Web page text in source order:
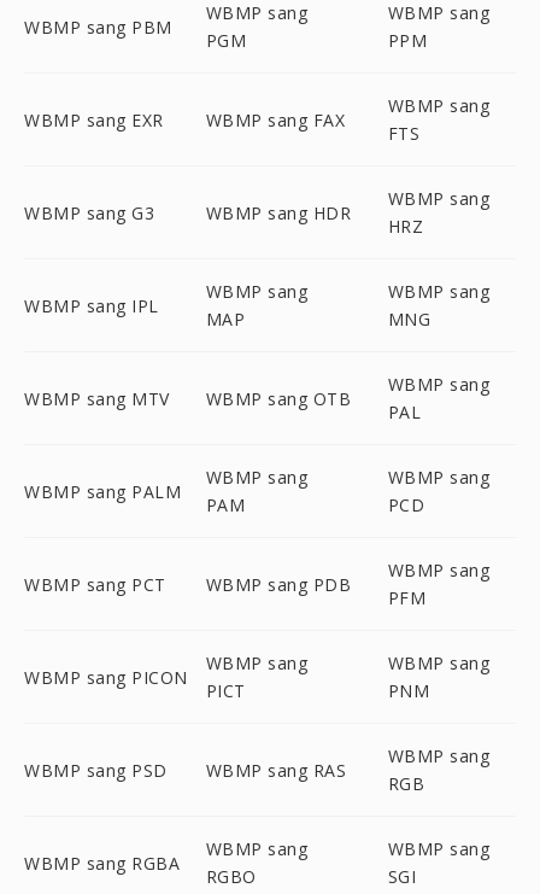
WBMP sang PBM
WBMP sang
PGM
WBMP sang
PPM
WBMP sang EXR WBMP sang FAX
WBMP sang
FTS
WBMP sang G3 WBMP sang HDR
WBMP sang
HRZ
WBMP sang IPL
WBMP sang
MAP
WBMP sang
MNG
WBMP sang MTV WBMP sang OTB
WBMP sang
PAL
WBMP sang PALM
WBMP sang
PAM
WBMP sang
PCD
WBMP sang PCT WBMP sang PDB
WBMP sang
PFM
WBMP sang PICON
WBMP sang
PICT
WBMP sang
PNM
WBMP sang PSD WBMP sang RAS
WBMP sang
RGB
WBMP sang RGBA
WBMP sang
RGBO
WBMP sang
SGI